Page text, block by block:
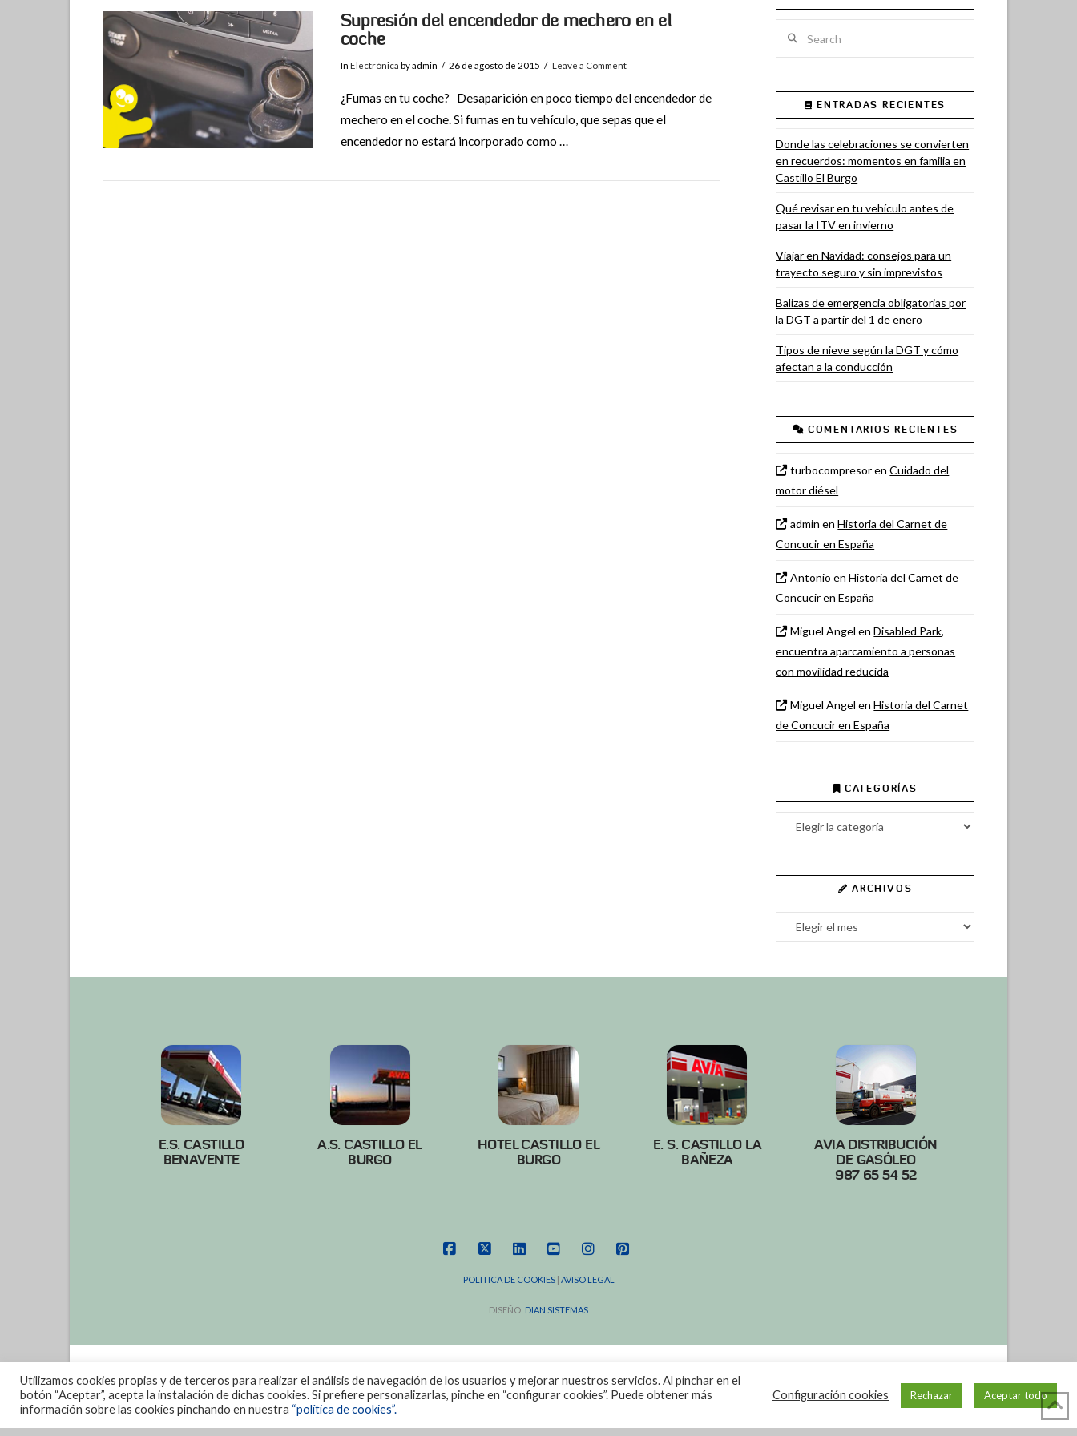
Supresión del encendedor de mechero en el
coche
In Electrónica by admin 26 de agosto de 2015 Leave a Comment
¿Fumas en tu coche? Desaparición en poco tiempo del encendedor de
mechero en el coche. Si fumas en tu vehículo, que sepas que el
encendedor no estará incorporado como …
ENTRADAS RECIENTES
Donde las celebraciones se convierten
en recuerdos: momentos en familia en
Castillo El Burgo
Qué revisar en tu vehículo antes de
pasar la ITV en invierno
Viajar en Navidad: consejos para un
trayecto seguro y sin imprevistos
Balizas de emergencia obligatorias por
la DGT a partir del 1 de enero
Tipos de nieve según la DGT y cómo
afectan a la conducción
COMENTARIOS RECIENTES
turbocompresorenCuidado del
motor diésel
admin enHistoria del Carnet de
Concucir en España
Antonio enHistoria del Carnet de
Concucir en España
Miguel Angel enDisabled Park,
encuentra aparcamiento a personas
con movilidad reducida
Miguel Angel enHistoria del Carnet
de Concucir en España
CATEGORÍAS
Categorías
ARCHIVOS
Archivos
E.S. CASTILLO
BENAVENTE
A.S. CASTILLO EL
BURGO
HOTEL CASTILLO EL
BURGO
E. S. CASTILLO LA
BAÑEZA
AVIA DISTRIBUCIÓN
DE GASÓLEO
987 65 54 52
POLITICA DE COOKIES| AVISO LEGAL
DISEÑO: DIAN SISTEMAS
Utilizamos cookies propias y de terceros para realizar el análisis de navegación de los usuarios y mejorar nuestros servicios. Al pinchar en el
botón “Aceptar”, acepta la instalación de dichas cookies. Si prefiere personalizarlas, pinche en “configurar cookies”. Puede obtener más
información sobre las cookies pinchando en nuestra “política de cookies”.
Configuración cookies Rechazar Aceptar todo